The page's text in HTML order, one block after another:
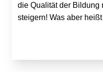
die Qualität der Bildung
steigern! Was aber